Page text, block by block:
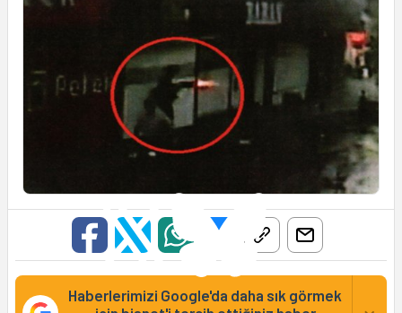
Haberlerimizi Google'da daha sık görmek